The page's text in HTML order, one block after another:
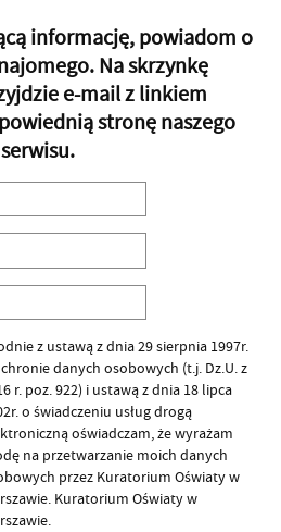
informację, powiadom o
Na skrzynkę
e-mail z linkiem
stronę naszego
serwisu.
z ustawą z dnia 29 sierpnia 1997r.
danych osobowych (t.j. Dz.U. z
r. poz. 922) i ustawą z dnia 18 lipca
o świadczeniu usług drogą
oświadczam, że wyrażam
na przetwarzanie moich danych
przez Kuratorium Oświaty w
Kuratorium Oświaty w